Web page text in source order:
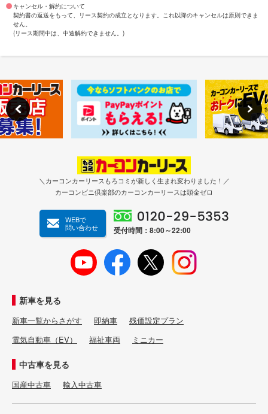
キャンセル・解約について
契約書の返送をもって、リース契約の成立となります。これ以降のキャンセルは原則できま
せん。
(リース期間中は、中途解約できません。)
＼カーコンカーリースもろコミが新しく生まれ変わりました！／
カーコンビニ倶楽部のカーコンカーリースは頭金ゼロ
WEBで
問い合わせ
受付時間：8:00～22:00
新車を見る
新車一覧からさがす 即納車
残価設定プラン
電気自動車（EV）
福祉車両 ミニカー
中古車を見る
国産中古車 輸入中古車